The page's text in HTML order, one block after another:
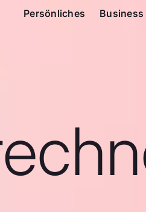
Persönliches Business